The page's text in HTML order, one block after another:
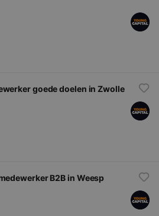
goede doelen in Zwolle
B2B in Weesp